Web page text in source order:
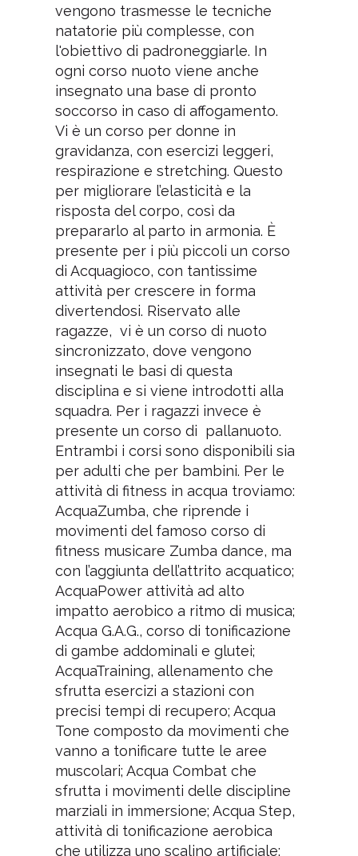
vengono trasmesse le tecniche
natatorie più complesse, con
l'obiettivo di padroneggiarle. In
ogni corso nuoto viene anche
insegnato una base di pronto
soccorso in caso di affogamento.
Vi è un corso per donne in
gravidanza, con esercizi leggeri,
respirazione e stretching. Questo
per migliorare l’elasticità e la
risposta del corpo, così da
prepararlo al parto in armonia. È
presente per i più piccoli un corso
di Acquagioco, con tantissime
attività per crescere in forma
divertendosi. Riservato alle
ragazze, vi è un corso di nuoto
sincronizzato, dove vengono
insegnati le basi di questa
disciplina e si viene introdotti alla
squadra. Per i ragazzi invece è
presente un corso di pallanuoto.
Entrambi i corsi sono disponibili sia
per adulti che per bambini. Per le
attività di fitness in acqua troviamo:
AcquaZumba, che riprende i
movimenti del famoso corso di
fitness musicare Zumba dance, ma
con l’aggiunta dell’attrito acquatico;
AcquaPower attività ad alto
impatto aerobico a ritmo di musica;
Acqua G.A.G., corso di tonificazione
di gambe addominali e glutei;
AcquaTraining, allenamento che
sfrutta esercizi a stazioni con
precisi tempi di recupero; Acqua
Tone composto da movimenti che
vanno a tonificare tutte le aree
muscolari; Acqua Combat che
sfrutta i movimenti delle discipline
marziali in immersione; Acqua Step,
attività di tonificazione aerobica
che utilizza uno scalino artificiale;